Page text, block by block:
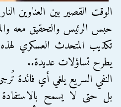
الوقت القصير بين العناوين
حبس الرئيس والتحقيق معه
تكذيب المتحدث العسكري
يطرح تساؤلات عديدة..
النفي السريع يلغي أي فائدة
بل حتى لا يسمح